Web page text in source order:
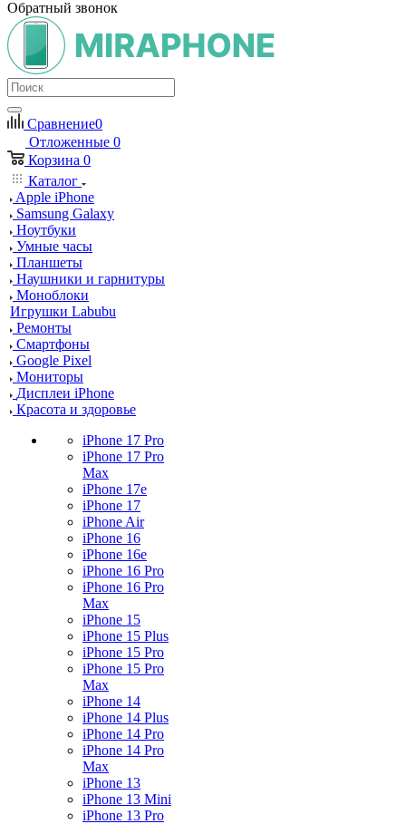
Обратный звонок
Сравнение0
Отложенные 0
Корзина 0
Каталог
Apple iPhone
Samsung Galaxy
Ноутбуки
Умные часы
Планшеты
Наушники и гарнитуры
Моноблоки
Игрушки Labubu
Ремонты
Смартфоны
Google Pixel
Мониторы
Дисплеи iPhone
Красота и здоровье
iPhone 17 Pro
iPhone 17 Pro
Max
iPhone 17e
iPhone 17
iPhone Air
iPhone 16
iPhone 16e
iPhone 16 Pro
iPhone 16 Pro
Max
iPhone 15
iPhone 15 Plus
iPhone 15 Pro
iPhone 15 Pro
Max
iPhone 14
iPhone 14 Plus
iPhone 14 Pro
iPhone 14 Pro
Max
iPhone 13
iPhone 13 Mini
iPhone 13 Pro